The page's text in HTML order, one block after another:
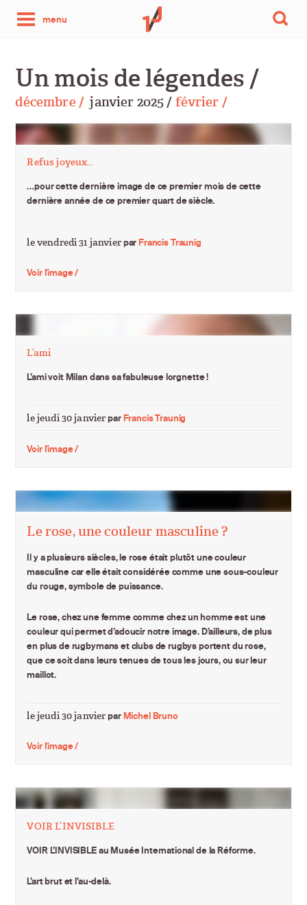
menu
photo
par
jour
Un mois de légendes /
décembre / janvier 2025 / février /
Refus joyeux…
…pour cette dernière image de ce premier mois de cette
dernière année de ce premier quart de siècle.
le vendredi 31 janvierparFrancis Traunig
Voir l'image /
L’ami
L’ami voit Milan dans sa fabuleuse lorgnette !
le jeudi 30 janvierparFrancis Traunig
Voir l'image /
Le rose, une couleur masculine ?
Il y a plusieurs siècles, leroseétait plutôt unecouleur
masculinecar elle était considérée comme une sous-couleur
du rouge, symbole de puissance.
Le rose, chez une femme comme chez un homme est une
couleur qui permet d’adoucir notre image. D’ailleurs, de plus
en plus derugbymans et clubs de rugbys portent du rose,
que ce soit dans leurs tenues de tous les jours, ou sur leur
maillot.
le jeudi 30 janvierparMichel Bruno
Voir l'image /
VOIR L’INVISIBLE
VOIR L’INVISIBLE au Musée International de la Réforme.
L’art brut et l’au-delà.